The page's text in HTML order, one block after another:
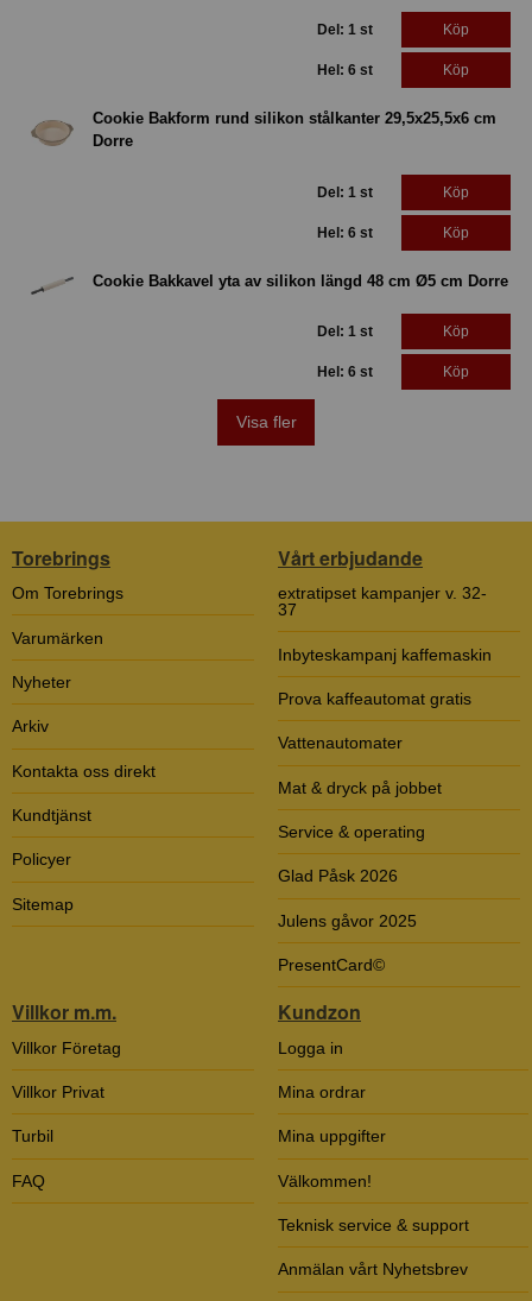
Del: 1 st Köp
Hel: 6 st Köp
Cookie Bakform rund silikon stålkanter 29,5x25,5x6 cm
Dorre
Del: 1 st Köp
Hel: 6 st Köp
Cookie Bakkavel yta av silikon längd 48 cm Ø5 cm Dorre
Del: 1 st Köp
Hel: 6 st Köp
Visa fler
Torebrings
Om Torebrings
Varumärken
Nyheter
Arkiv
Kontakta oss direkt
Kundtjänst
Policyer
Sitemap
Vårt erbjudande
extratipset kampanjer v. 32-
37
Inbyteskampanj kaffemaskin
Prova kaffeautomat gratis
Vattenautomater
Mat & dryck på jobbet
Service & operating
Glad Påsk 2026
Julens gåvor 2025
PresentCard©
Villkor m.m.
Villkor Företag
Villkor Privat
Turbil
FAQ
Kundzon
Logga in
Mina ordrar
Mina uppgifter
Välkommen!
Teknisk service & support
Anmälan vårt Nyhetsbrev